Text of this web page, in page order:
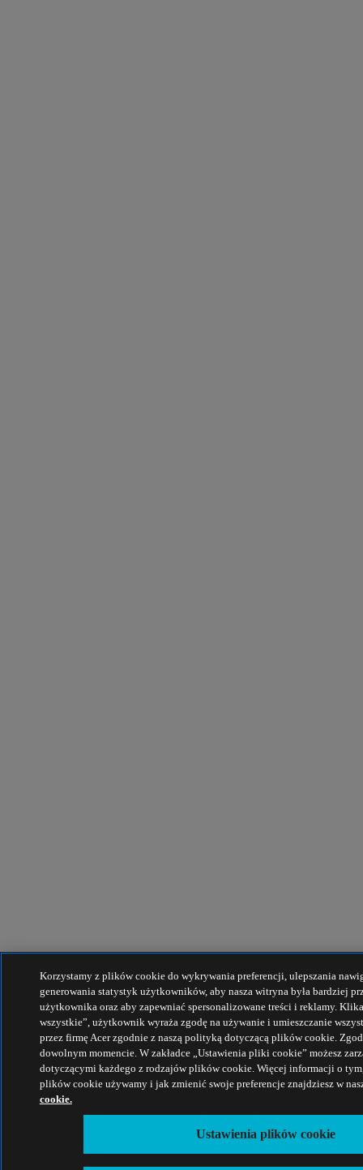
Korzystamy z plików cookie do wykrywania preferencji, ulepszania
generowania statystyk użytkowników, aby nasza witryna była bardziej
użytkownika oraz aby zapewniać spersonalizowane treści i reklamy.
wszystkie”, użytkownik wyraża zgodę na używanie i umieszczanie
przez firmę Acer zgodnie z naszą polityką dotyczącą plików cookie.
dowolnym momencie. W zakładce „Ustawienia pliki cookie” możesz
dotyczącymi każdego z rodzajów plików cookie. Więcej informacji o
plików cookie używamy i jak zmienić swoje preferencje znajdziesz w
cookie.
Ustawienia plików cookie